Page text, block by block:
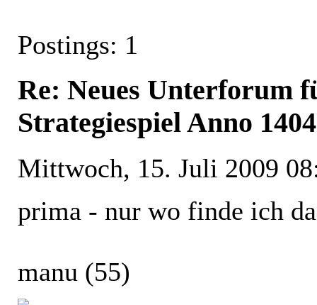
Postings: 1
Re: Neues Unterforum
Strategiespiel Anno
Mittwoch, 15. Juli 2009
prima - nur wo finde ich
manu (55)